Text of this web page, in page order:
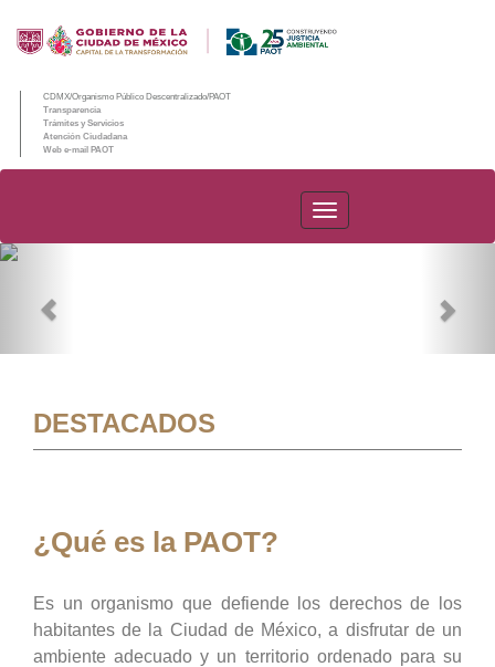
CDMX/Organismo Público Descentralizado/PAOT
Transparencia
Trámites y Servicios
Atención Ciudadana
Web e-mail PAOT
PAOT
DESTACADOS
¿Qué es la PAOT?
Es un organismo que defiende los derechos de los
habitantes de la Ciudad de México, a disfrutar de un
ambiente adecuado y un territorio ordenado para su